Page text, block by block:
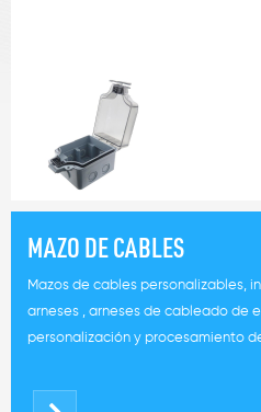
MAZO DE CABLES
Mazos de cables personalizables,
arneses , arneses de cableado de
personalización y procesamiento